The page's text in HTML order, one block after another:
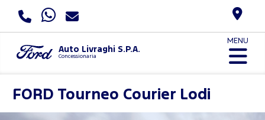
Auto Livraghi S.P.A.
Concessionaria
MENU
FORD Tourneo Courier Lodi